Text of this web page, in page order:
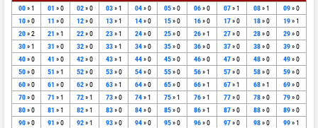
00» 1 01 » 0 02» 0 03» 1 04» 0 05» 0 06» 0 07» 1 08» 1 09» 0
10» 0 11 » 0 12» 0 13» 1 14» 0 15» 0 16» 0 17» 0 18» 0 19» 1
20» 2 21 » 1 22» 0 23» 1 24» 0 25» 0 26» 1 27» 0 28» 0 29» 0
30» 1 31 » 0 32» 0 33» 1 34» 0 35» 0 36» 0 37» 0 38» 0 39» 0
40» 0 41 » 0 42» 0 43» 1 44» 0 45» 0 46» 0 47» 0 48» 0 49» 0
50» 0 51 » 1 52» 0 53» 0 54» 0 55» 0 56» 1 57» 0 58» 0 59» 0
60» 0 61 » 0 62» 0 63» 1 64» 0 65» 0 66» 1 67» 1 68» 1 69» 0
70» 0 71 » 1 72» 1 73» 0 74» 1 75» 1 76» 1 77» 0 78» 0 79» 0
80» 0 81 » 1 82» 1 83» 0 84» 0 85» 0 86» 1 87» 0 88» 0 89» 0
90» 0 91 » 0 92» 1 93» 0 94» 0 95» 0 96» 0 97» 0 98» 0 99» 1